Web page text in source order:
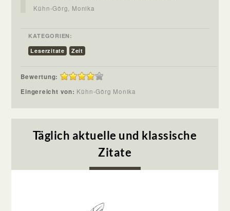
Kühn-Görg, Monika
KATEGORIEN:
Leserzitate
Zeit
Bewertung:
Eingereicht von: Kühn-Görg Monika